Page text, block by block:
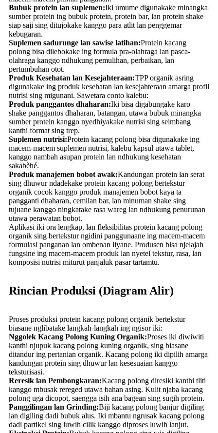
Bubuk protein lan suplemen:Iki umume digunakake minangka
sumber protein ing bubuk protein, protein bar, lan protein shake
siap saji sing ditujokake kanggo para atlit lan penggemar
kebugaran.
Suplemen sadurunge lan sawise latihan:Protein kacang
polong bisa dilebokake ing formula pra-olahraga lan pasca-
olahraga kanggo ndhukung pemulihan, perbaikan, lan
pertumbuhan otot.
Produk Kesehatan lan Kesejahteraan:TPP organik asring
digunakake ing produk kesehatan lan kesejahteraan amarga profil
nutrisi sing migunani. Sawetara conto kalebu:
Produk panggantos dhaharan:Iki bisa digabungake karo
shake panggantos dhaharan, batangan, utawa bubuk minangka
sumber protein kanggo nyedhiyakake nutrisi sing seimbang
kanthi format sing trep.
Suplemen nutrisi:Protein kacang polong bisa digunakake ing
macem-macem suplemen nutrisi, kalebu kapsul utawa tablet,
kanggo nambah asupan protein lan ndhukung kesehatan
sakabèhé.
Produk manajemen bobot awak:Kandungan protein lan serat
sing dhuwur ndadekake protein kacang polong bertekstur
organik cocok kanggo produk manajemen bobot kaya ta
pangganti dhaharan, cemilan bar, lan minuman shake sing
tujuane kanggo ningkatake rasa wareg lan ndhukung penurunan
utawa perawatan bobot.
Aplikasi iki ora lengkap, lan fleksibilitas protein kacang polong
organik sing bertekstur ngidini panggunaane ing macem-macem
formulasi panganan lan ombenan liyane. Produsen bisa njelajah
fungsine ing macem-macem produk lan nyetel tekstur, rasa, lan
komposisi nutrisi miturut panjaluk pasar tartamtu.
Rincian Produksi (Diagram Alir)
Proses produksi protein kacang polong organik bertekstur
biasane nglibatake langkah-langkah ing ngisor iki:
Nggolek Kacang Polong Kuning Organik:Proses iki diwiwiti
kanthi njupuk kacang polong kuning organik, sing biasane
ditandur ing pertanian organik. Kacang polong iki dipilih amarga
kandungan protein sing dhuwur lan kesesuaian kanggo
teksturisasi.
Reresik lan Pembongkaran:Kacang polong diresiki kanthi tliti
kanggo mbusak rereged utawa bahan asing. Kulit njaba kacang
polong uga dicopot, saengga isih ana bagean sing sugih protein.
Panggilingan lan Grinding:Biji kacang polong banjur digiling
lan digiling dadi bubuk alus. Iki mbantu ngrusak kacang polong
dadi partikel sing luwih cilik kanggo diproses luwih lanjut.